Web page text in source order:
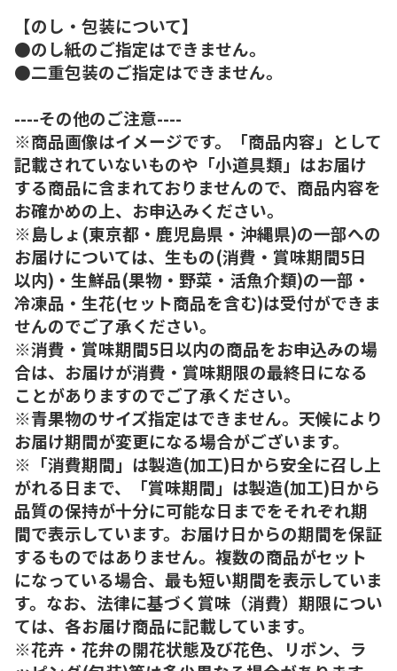
【のし・包装について】
●のし紙のご指定はできません。
●二重包装のご指定はできません。
----その他のご注意----
※商品画像はイメージです。「商品内容」として
記載されていないものや「小道具類」はお届け
する商品に含まれておりませんので、商品内容を
お確かめの上、お申込みください。
※島しょ(東京都・鹿児島県・沖縄県)の一部への
お届けについては、生もの(消費・賞味期間5日
以内)・生鮮品(果物・野菜・活魚介類)の一部・
冷凍品・生花(セット商品を含む)は受付ができま
せんのでご了承ください。
※消費・賞味期間5日以内の商品をお申込みの場
合は、お届けが消費・賞味期限の最終日になる
ことがありますのでご了承ください。
※青果物のサイズ指定はできません。天候により
お届け期間が変更になる場合がございます。
※「消費期間」は製造(加工)日から安全に召し上
がれる日まで、「賞味期間」は製造(加工)日から
品質の保持が十分に可能な日までをそれぞれ期
間で表示しています。お届け日からの期間を保証
するものではありません。複数の商品がセット
になっている場合、最も短い期間を表示していま
す。なお、法律に基づく賞味（消費）期限につい
ては、各お届け商品に記載しています。
※花卉・花弁の開花状態及び花色、リボン、ラ